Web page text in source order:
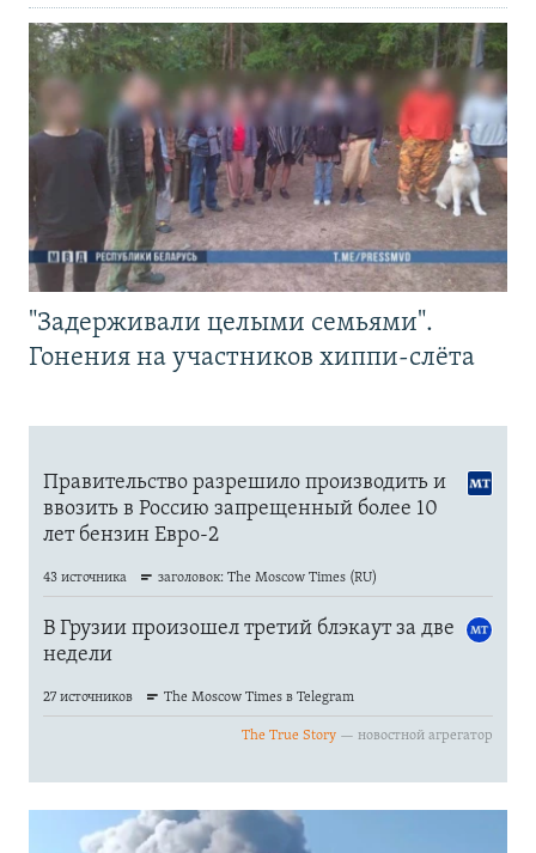
"Задерживали целыми семьями".
Гонения на участников хиппи-слёта